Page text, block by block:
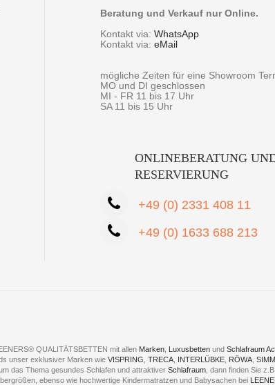
Beratung und Verkauf nur Online.
Kontakt via: WhatsApp
Kontakt via: eMail
mögliche Zeiten für eine Showroom
MO und DI geschlossen
MI - FR 11 bis 17 Uhr
SA 11 bis 15 Uhr
ONLINEBERATUNG
RESERVIERUNG
+49 (0) 2331 408 11
+49 (0) 1633 688 213
QUALITÄTSBETTEN mit allen Marken Luxusbetten und Schlafraum
unser exklusiver Marken wie VISPRING TRECA INTERLÜBKE RÖWA
das Thema gesundes Schlafen und attraktiver Schlafraum , dann finden Sie
ebenso wie hochwertige Kindermatratzen und Babysachen bei